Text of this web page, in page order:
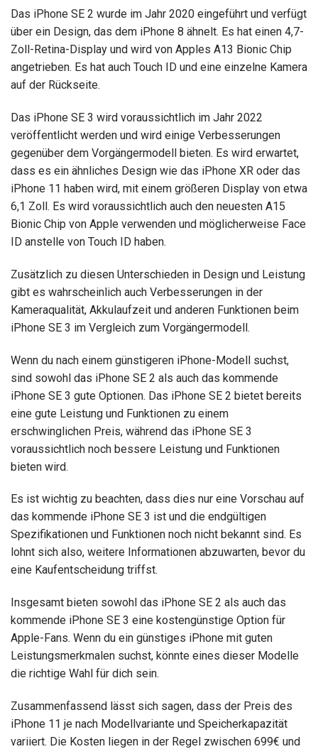
Das iPhone SE 2 wurde im Jahr 2020 eingeführt und verfügt
über ein Design, das dem iPhone 8 ähnelt. Es hat einen 4,7-
Zoll-Retina-Display und wird von Apples A13 Bionic Chip
angetrieben. Es hat auch Touch ID und eine einzelne Kamera
auf der Rückseite.
Das iPhone SE 3 wird voraussichtlich im Jahr 2022
veröffentlicht werden und wird einige Verbesserungen
gegenüber dem Vorgängermodell bieten. Es wird erwartet,
dass es ein ähnliches Design wie das iPhone XR oder das
iPhone 11 haben wird, mit einem größeren Display von etwa
6,1 Zoll. Es wird voraussichtlich auch den neuesten A15
Bionic Chip von Apple verwenden und möglicherweise Face
ID anstelle von Touch ID haben.
Zusätzlich zu diesen Unterschieden in Design und Leistung
gibt es wahrscheinlich auch Verbesserungen in der
Kameraqualität, Akkulaufzeit und anderen Funktionen beim
iPhone SE 3 im Vergleich zum Vorgängermodell.
Wenn du nach einem günstigeren iPhone-Modell suchst,
sind sowohl das iPhone SE 2 als auch das kommende
iPhone SE 3 gute Optionen. Das iPhone SE 2 bietet bereits
eine gute Leistung und Funktionen zu einem
erschwinglichen Preis, während das iPhone SE 3
voraussichtlich noch bessere Leistung und Funktionen
bieten wird.
Es ist wichtig zu beachten, dass dies nur eine Vorschau auf
das kommende iPhone SE 3 ist und die endgültigen
Spezifikationen und Funktionen noch nicht bekannt sind. Es
lohnt sich also, weitere Informationen abzuwarten, bevor du
eine Kaufentscheidung triffst.
Insgesamt bieten sowohl das iPhone SE 2 als auch das
kommende iPhone SE 3 eine kostengünstige Option für
Apple-Fans. Wenn du ein günstiges iPhone mit guten
Leistungsmerkmalen suchst, könnte eines dieser Modelle
die richtige Wahl für dich sein.
Zusammenfassend lässt sich sagen, dass der Preis des
iPhone 11 je nach Modellvariante und Speicherkapazität
variiert. Die Kosten liegen in der Regel zwischen 699€ und